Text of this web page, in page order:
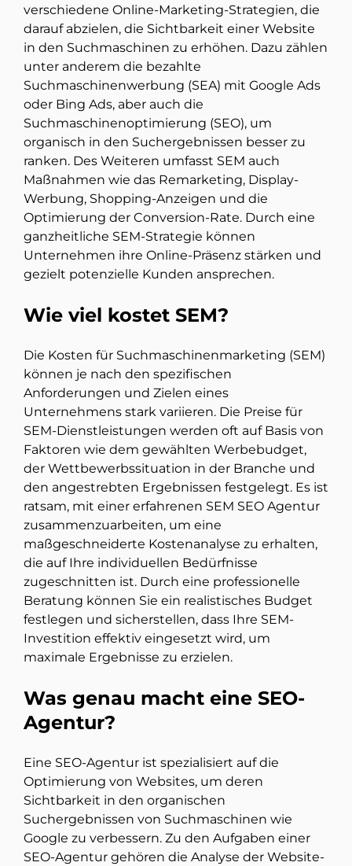
verschiedene Online-Marketing-Strategien, die
darauf abzielen, die Sichtbarkeit einer Website
in den Suchmaschinen zu erhöhen. Dazu zählen
unter anderem die bezahlte
Suchmaschinenwerbung (SEA) mit Google Ads
oder Bing Ads, aber auch die
Suchmaschinenoptimierung (SEO), um
organisch in den Suchergebnissen besser zu
ranken. Des Weiteren umfasst SEM auch
Maßnahmen wie das Remarketing, Display-
Werbung, Shopping-Anzeigen und die
Optimierung der Conversion-Rate. Durch eine
ganzheitliche SEM-Strategie können
Unternehmen ihre Online-Präsenz stärken und
gezielt potenzielle Kunden ansprechen.
Wie viel kostet SEM?
Die Kosten für Suchmaschinenmarketing (SEM)
können je nach den spezifischen
Anforderungen und Zielen eines
Unternehmens stark variieren. Die Preise für
SEM-Dienstleistungen werden oft auf Basis von
Faktoren wie dem gewählten Werbebudget,
der Wettbewerbssituation in der Branche und
den angestrebten Ergebnissen festgelegt. Es ist
ratsam, mit einer erfahrenen SEM SEO Agentur
zusammenzuarbeiten, um eine
maßgeschneiderte Kostenanalyse zu erhalten,
die auf Ihre individuellen Bedürfnisse
zugeschnitten ist. Durch eine professionelle
Beratung können Sie ein realistisches Budget
festlegen und sicherstellen, dass Ihre SEM-
Investition effektiv eingesetzt wird, um
maximale Ergebnisse zu erzielen.
Was genau macht eine SEO-
Agentur?
Eine SEO-Agentur ist spezialisiert auf die
Optimierung von Websites, um deren
Sichtbarkeit in den organischen
Suchergebnissen von Suchmaschinen wie
Google zu verbessern. Zu den Aufgaben einer
SEO-Agentur gehören die Analyse der Website-